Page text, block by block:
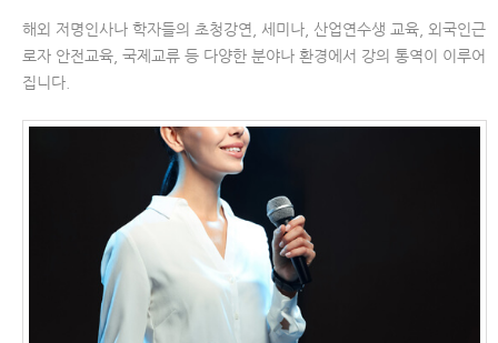
해외 저명인사나 학자들의 초청강연, 세미나, 산업연수생 교육, 외국인근
로자 안전교육, 국제교류 등 다양한 분야나 환경에서 강의 통역이 이루어
집니다.